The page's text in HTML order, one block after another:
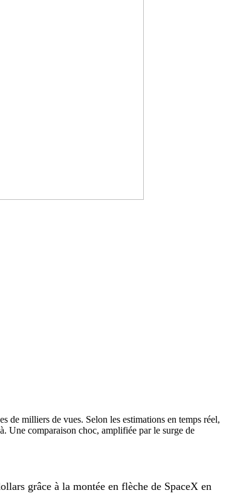
de milliers de vues. Selon les estimations en temps réel,
Une comparaison choc, amplifiée par le surge de
grâce à la montée en flèche de SpaceX en